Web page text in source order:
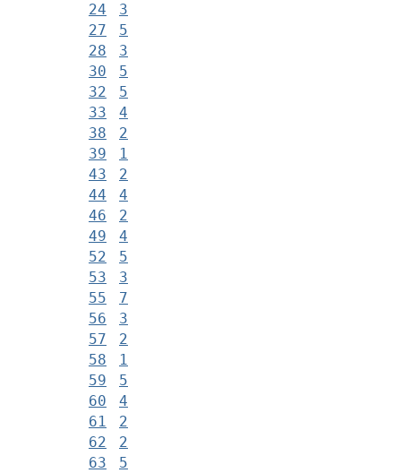
24
3
27
5
28
3
30
5
32
5
33
4
38
2
39
1
43
2
44
4
46
2
49
4
52
5
53
3
55
7
56
3
57
2
58
1
59
5
60
4
61
2
62
2
63
5